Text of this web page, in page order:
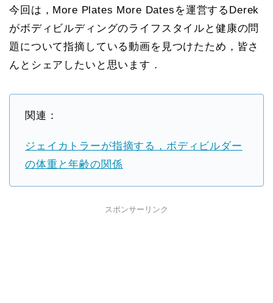
今回は，More Plates More Datesを運営するDerek
がボディビルディングのライフスタイルと健康の問
題について指摘している動画を見つけたため，皆さ
んとシェアしたいと思います．
関連：
ジェイカトラーが指摘する，ボディビルダー
の体重と年齢の関係
スポンサーリンク